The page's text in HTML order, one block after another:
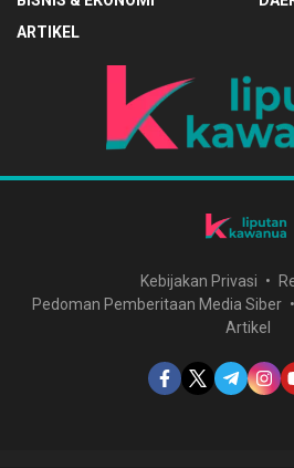
ARTIKEL
Kebijakan Privasi
Pedoman Pemberitaan Media Siber
Artikel